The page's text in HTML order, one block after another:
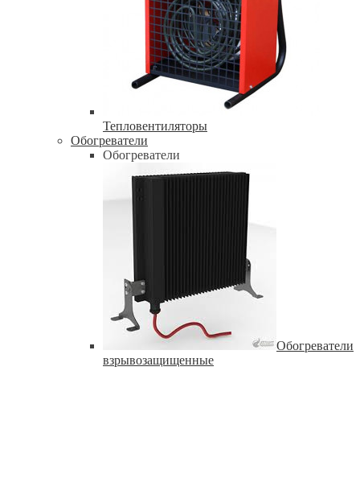
Тепловентиляторы
Обогреватели
Обогреватели
Обогреватели
взрывозащищенные